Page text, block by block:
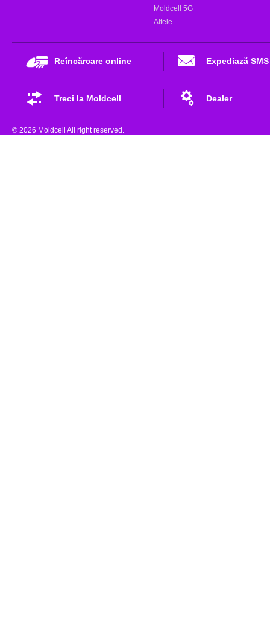
Moldcell 5G
Altele
Reîncărcare online Expediază SMS
Treci la Moldcell Dealer
© 2026 Moldcell All right reserved.